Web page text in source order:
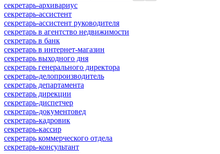
секретарь-архивариус
секретарь-ассистент
секретарь-ассистент руководителя
секретарь в агентство недвижимости
секретарь в банк
секретарь в интернет-магазин
секретарь выходного дня
секретарь генерального директора
секретарь-делопроизводитель
секретарь департамента
секретарь дирекции
секретарь-диспетчер
секретарь-документовед
секретарь-кадровик
секретарь-кассир
секретарь коммерческого отдела
секретарь-консультант